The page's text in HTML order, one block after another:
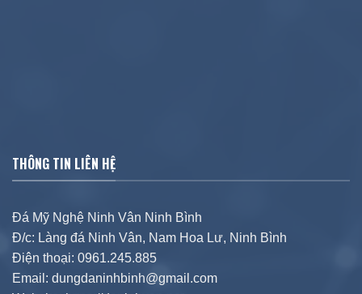
THÔNG TIN LIÊN HỆ
Đá Mỹ Nghệ Ninh Vân Ninh Bình
Đ/c: Làng đá Ninh Vân, Nam Hoa Lư, Ninh Bình
Điện thoại: 0961.245.885
Email: dungdaninhbinh@gmail.com